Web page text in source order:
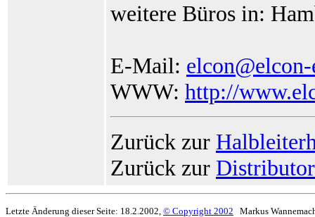
weitere Büros in:
E-Mail:
WWW: http://
Zurück zur
Zurück zur
Letzte Änderung dieser Seite: 18.2.2002, © Copyright 2002 Markus